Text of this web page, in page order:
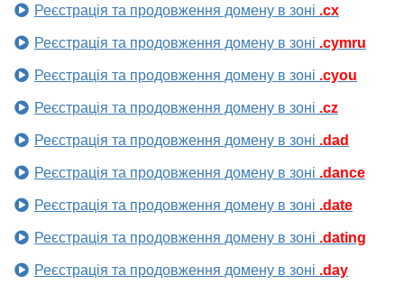
Реєстрація та продовження домену в зоні .cx
Реєстрація та продовження домену в зоні .cymru
Реєстрація та продовження домену в зоні .cyou
Реєстрація та продовження домену в зоні .cz
Реєстрація та продовження домену в зоні .dad
Реєстрація та продовження домену в зоні .dance
Реєстрація та продовження домену в зоні .date
Реєстрація та продовження домену в зоні .dating
Реєстрація та продовження домену в зоні .day